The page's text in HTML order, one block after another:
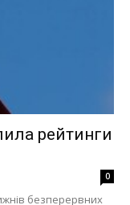
рейтинги
0
безперервних